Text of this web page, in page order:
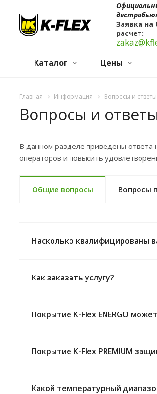
Заявка на
расчет:
Каталог Цены
Главная Информация Вопросы и ответы
Вопросы и ответы
В данном разделе приведены ответа
операторов и повысить
Общие вопросы Вопросы
Насколько квалифицированы
Как заказать услугу?
Покрытие K-Flex ENERGO
Покрытие K-Flex PREMIUM
Какой температурный